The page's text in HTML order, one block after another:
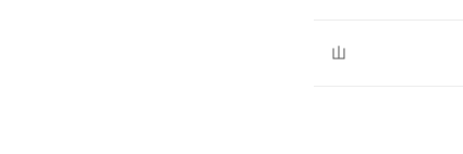
山